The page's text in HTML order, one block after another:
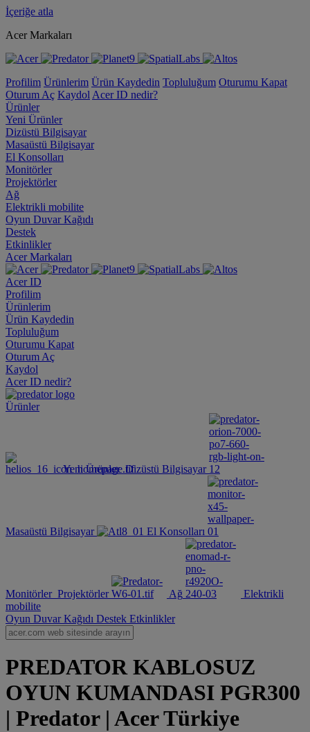
İçeriğe atla
Acer Markaları
Profilim Ürünlerim Ürün Kaydedin Topluluğum Oturumu Kapat
Oturum Aç Kaydol Acer ID nedir?
Ürünler
Yeni Ürünler
Dizüstü Bilgisayar
Masaüstü Bilgisayar
El Konsolları
Monitörler
Projektörler
Ağ
Elektrikli mobilite
Oyun Duvar Kağıdı
Destek
Etkinlikler
Acer Markaları
Acer ID
Profilim
Ürünlerim
Ürün Kaydedin
Topluluğum
Oturumu Kapat
Oturum Aç
Kaydol
Acer ID nedir?
Ürünler
Yeni Ürünler Dizüstü Bilgisayar
Masaüstü Bilgisayar El Konsolları
Monitörler Projektörler Ağ
Elektrikli
mobilite
Oyun Duvar Kağıdı Destek Etkinlikler
PREDATOR KABLOSUZ
OYUN KUMANDASI PGR300
| Predator | Acer Türkiye